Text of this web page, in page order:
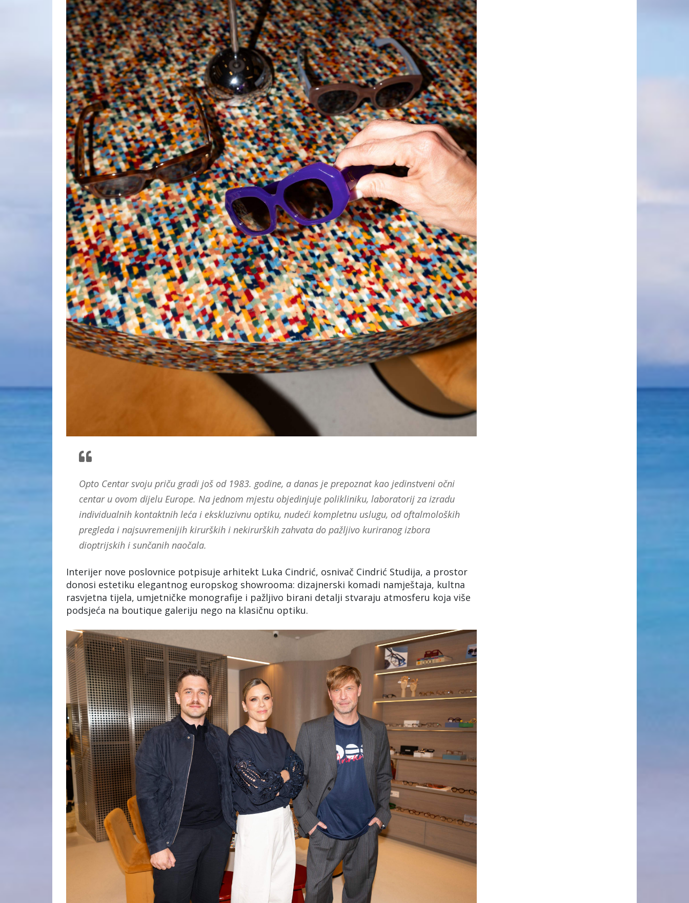
Opto Centar svoju priču gradi još od 1983. godine, a danas je prepoznat kao jedinstveni očni
centar u ovom dijelu Europe. Na jednom mjestu objedinjuje polikliniku, laboratorij za izradu
individualnih kontaktnih leća i ekskluzivnu optiku, nudeći kompletnu uslugu, od oftalmoloških
pregleda i najsuvremenijih kirurških i nekirurških zahvata do pažljivo kuriranog izbora
dioptrijskih i sunčanih naočala.
Interijer nove poslovnice potpisuje arhitekt Luka Cindrić, osnivač Cindrić Studija, a prostor
donosi estetiku elegantnog europskog showrooma: dizajnerski komadi namještaja, kultna
rasvjetna tijela, umjetničke monografije i pažljivo birani detalji stvaraju atmosferu koja više
podsjeća na boutique galeriju nego na klasičnu optiku.